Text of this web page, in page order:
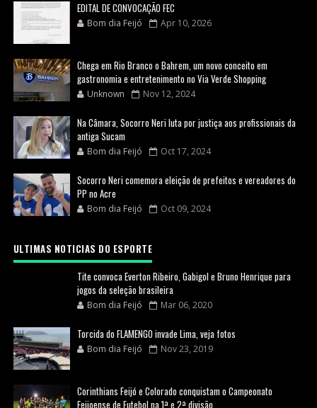
EDITAL DE CONVOCAÇÃO FEC
Bom dia Feijó Apr 10, 2026
Chega em Rio Branco o Bahrem, um novo conceito em
gastronomia e entretenimento no Via Verde Shopping
Unknown Nov 12, 2024
Na Câmara, Socorro Neri luta por justiça aos profissionais da
antiga Sucam
Bom dia Feijó Oct 17, 2024
Socorro Neri comemora eleição de prefeitos e vereadores do
PP no Acre
Bom dia Feijó Oct 09, 2024
ULTIMAS NOTICIAS DO ESPORTE
Tite convoca Everton Ribeiro, Gabigol e Bruno Henrique para
jogos da seleção brasileira
Bom dia Feijó Mar 06, 2020
Torcida do FLAMENGO invade Lima, veja fotos
Bom dia Feijó Nov 23, 2019
Corinthians Feijó e Colorado conquistam o Campeonato
Feijoense de Futebol na 1ª e 2ª divisão